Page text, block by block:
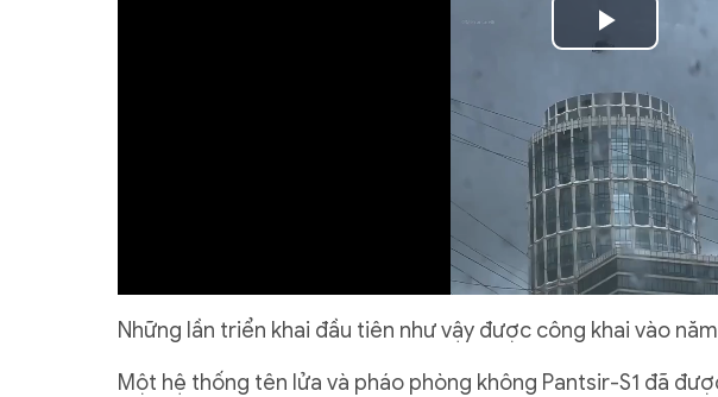
Play
Video
Những lần triển khai đầu tiên như vậy được công khai vào
Một hệ thống tên lửa và pháo phòng không Pantsir-S1 đã